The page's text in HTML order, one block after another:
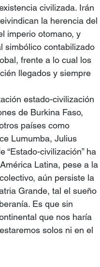
civilizada. Irán
la herencia del
imperio otomano, y
simbólico contabilizado
frente a lo cual los
llegados y siempre
estado-civilización
de Burkina Faso,
países como
Lumumba, Julius
“Estado-civilización” ha
Latina, pese a la
aún persiste la
Grande, tal el sueño
Es que sin
que nos haría
solos ni en el